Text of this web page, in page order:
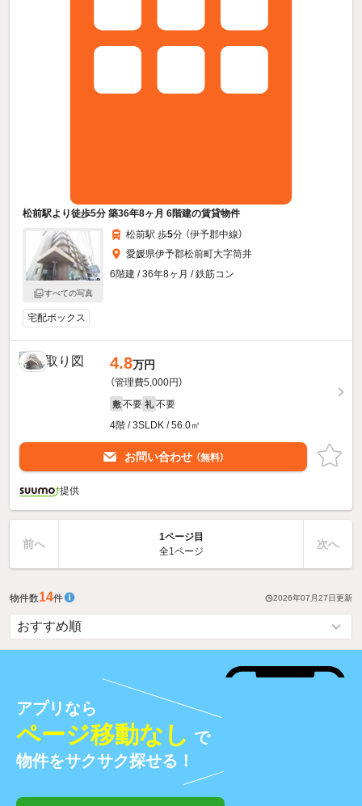
松前駅より徒歩5分 築36年8ヶ月 6階建の賃貸物件
すべての写真
松前駅 歩5分 （伊予郡中線）
愛媛県伊予郡松前町大字筒井
6階建 / 36年8ヶ月 / 鉄筋コン
宅配ボックス
4.8万円
（管理費5,000円）
敷 不要 礼 不要
4階 / 3SLDK / 56.0㎡
お問い合わせ （無料）
提供
前へ
1ページ目
全1ページ
次へ
物件数14件 2026年07月27日 更新
アプリなら
ページ移動なし で
物件をサクサク探せる！